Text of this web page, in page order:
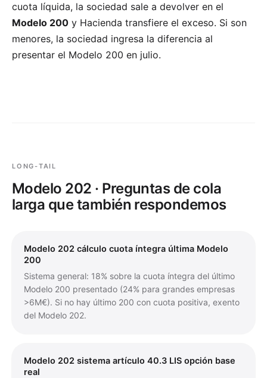
cuota líquida, la sociedad sale a devolver en el
Modelo 200 y Hacienda transfiere el exceso. Si son
menores, la sociedad ingresa la diferencia al
presentar el Modelo 200 en julio.
LONG-TAIL
Modelo 202 · Preguntas de cola
larga que también respondemos
Modelo 202 cálculo cuota íntegra última Modelo
200
Sistema general: 18% sobre la cuota íntegra del último
Modelo 200 presentado (24% para grandes empresas
>6M€). Si no hay último 200 con cuota positiva, exento
del Modelo 202.
Modelo 202 sistema artículo 40.3 LIS opción base
real